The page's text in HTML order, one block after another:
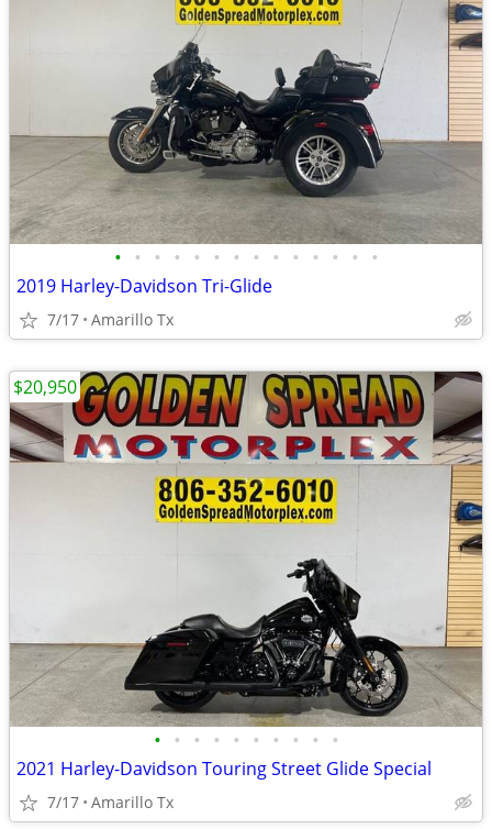
• • • • • • • • • • • • • •
2019 Harley-Davidson Tri-Glide
7/17 Amarillo Tx
• • • • • • • • • •
2021 Harley-Davidson Touring Street Glide Special
7/17 Amarillo Tx
$20,950